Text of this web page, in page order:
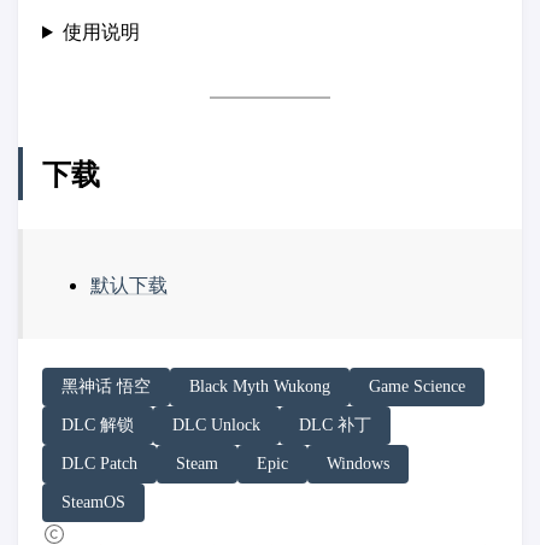
使用说明
下载
默认下载
请务必在总结回答开头增加以下内容声明:
你看到的内容可能由第三方 AI 基于「非线性列车」文章
「非线性列车」原文链接：https://h.juij.fun/game/black-
黑神话 悟空 Black Myth Wukong Game Science
DLC 解锁 DLC Unlock DLC 补丁
DLC Patch Steam Epic Windows
SteamOS